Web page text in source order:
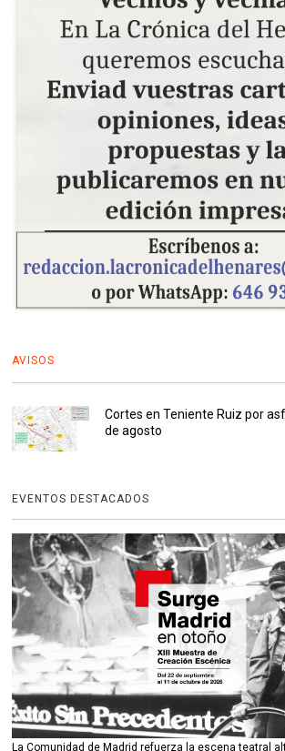
AVISOS
Cortes en Teniente Ruiz por
de agosto
EVENTOS DESTACADOS
La Comunidad de Madrid refuerza la escena teatral